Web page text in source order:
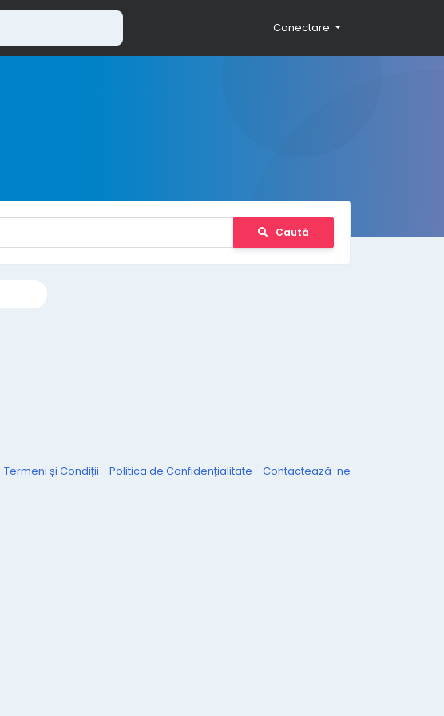
Conectare
Caută
Termeni și Condiții Politica de Confidențialitate Contactează-ne